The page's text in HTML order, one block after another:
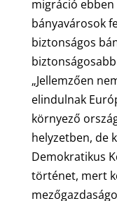
migráció ebben
bányavárosok
biztonságos
„Jellemzően
elindulnak
környező
helyzetben, de
Demokratikus
történet, mert